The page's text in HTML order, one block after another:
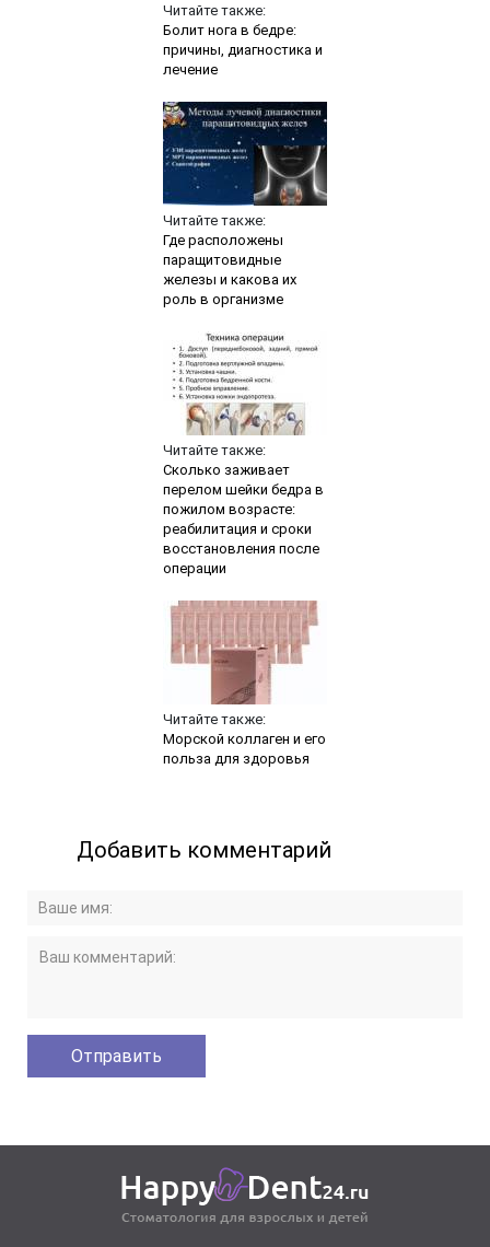
Читайте также:
Болит нога в бедре:
причины, диагностика и
лечение
Читайте также:
Где расположены
паращитовидные
железы и какова их
роль в организме
Читайте также:
Сколько заживает
перелом шейки бедра в
пожилом возрасте:
реабилитация и сроки
восстановления после
операции
Читайте также:
Морской коллаген и его
польза для здоровья
Добавить комментарий